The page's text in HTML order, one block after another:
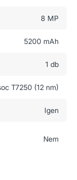
8 MP
5200 mAh
1 db
T7250 (12 nm)
Igen
Nem